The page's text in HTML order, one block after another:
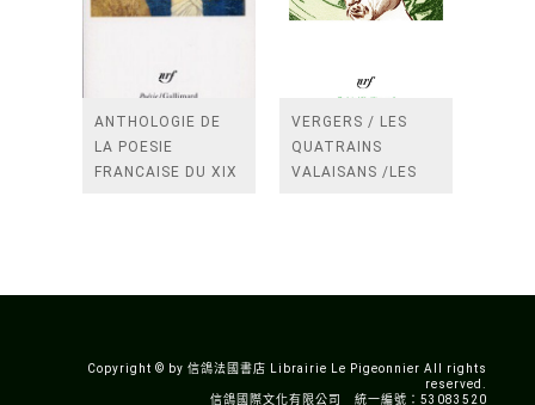
ANTHOLOGIE DE
LA POESIE
FRANCAISE DU XIX
VERGERS / LES
QUATRAINS
VALAISANS /LES
Copyright © by 信鴿法國書店 Librairie Le Pigeonnier All rights
reserved.
信鴿國際文化有限公司 統一編號：53083520